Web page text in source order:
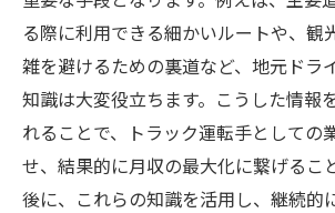
る際に利用できる細かいルートや、観
雑を避けるための裏道など、地元ドラ
知識は大変役立ちます。こうした情報
れることで、トラック運転手としての
せ、結果的に月収の最大化に繋げるこ
後に、これらの知識を活用し、継続的